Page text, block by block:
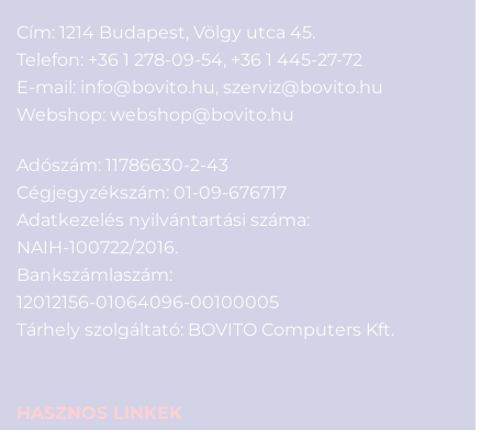
Cím: 1214 Budapest, Völgy utca 45.
Telefon: +36 1 278-09-54, +36 1 445-27-72
E-mail: info@bovito.hu, szerviz@bovito.hu
Webshop: webshop@bovito.hu
Adószám: 11786630-2-43
Cégjegyzékszám: 01-09-676717
Adatkezelés nyilvántartási száma:
NAIH-100722/2016.
Bankszámlaszám:
12012156-01064096-00100005
Tárhely szolgáltató: BOVITO Computers Kft.
HASZNOS LINKEK